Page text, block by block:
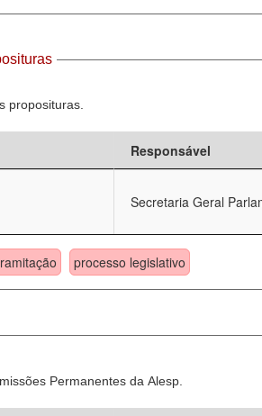
proposituras.
Responsável
Secretaria Geral
processo legislativo
Permanentes da Alesp.